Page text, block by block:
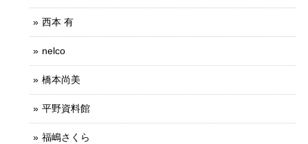
西本 有
nelco
橋本尚美
平野資料館
福嶋さくら